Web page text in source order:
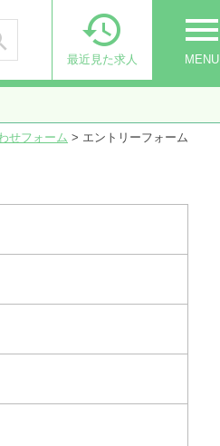
menu
MENU

最近見た求人
せフォーム > エントリーフォーム